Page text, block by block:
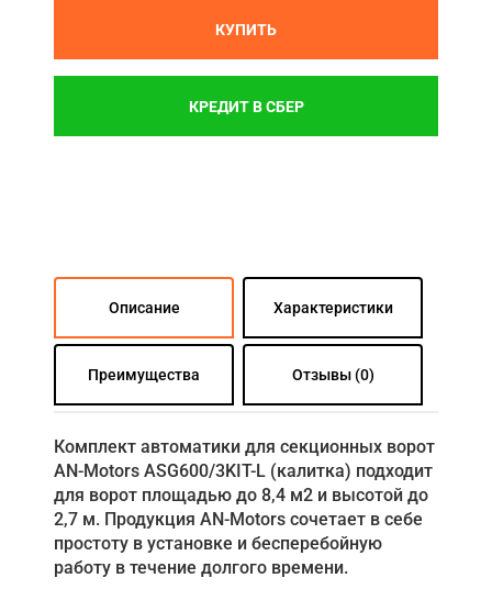
КУПИТЬ
КРЕДИТ В СБЕР
Описание Характеристики
Преимущества Отзывы (0)
Комплект автоматики для секционных ворот
AN-Motors ASG600/3KIT-L (калитка) подходит
для ворот площадью до 8,4 м2 и высотой до
2,7 м. Продукция AN-Motors сочетает в себе
простоту в установке и бесперебойную
работу в течение долгого времени.